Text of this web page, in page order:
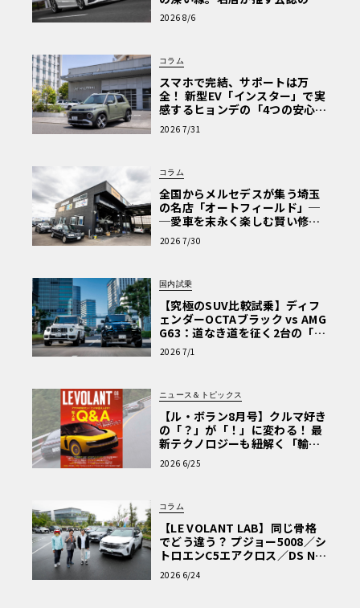
心と、Cクラスで味わうシルキー
な走り〈PR〉
2026 8/6
コラム
スマホで完結、サポートは万
全！ 新型EV「インスター」で実
感するヒョンデの「4つの安心」
【第1回・ヒョンデ6つの疑問：
Why? Hyundai?】〈PR〉
2026 7/31
コラム
全国からメルセデスが集う埼玉
の名店「オートフィールド」─
─愛車を末永く楽しむ賢い修理
術と、プロがフックス製オイル
を選ぶ理由〈PR〉
2026 7/30
国内試乗
【究極のSUV比較試乗】ディフ
ェンダーOCTAブラック vs AMG
G63：道なき道を征く2台の「対
極的アプローチ」
2026 7/1
ニュース＆トピックス
【ル・ボラン8月号】クルマ好き
の「？」が「！」に変わる！ 最
新テクノロジーも紐解く「輸入
車Q&A」
2026 6/25
コラム
【LE VOLANT LAB】同じ骨格
でどう違う？ プジョー5008／シ
トロエンC5エアクロス／DS Nº4
読者一気乗りレポート
2026 6/24